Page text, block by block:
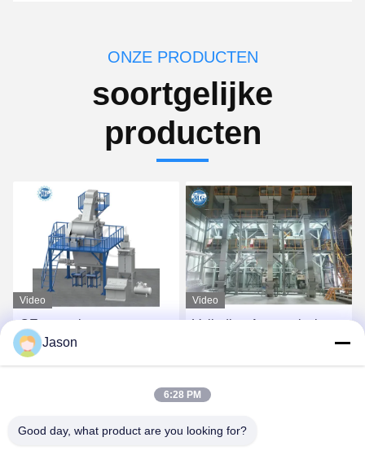
ONZE PRODUCTEN
soortgelijke
producten
Video
Volledige Automatische
Droge Mortierinstallatie
voor Tegelkleefstof en
Video
10-30T/H torentype de
droge hete verkoop van
Jason
6:28 PM
Good day, what product are you looking for?